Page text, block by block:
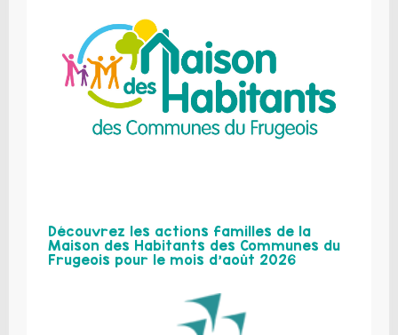
Découvrez les actions familles de la
Maison des Habitants des Communes du
Frugeois pour le mois d’août 2026